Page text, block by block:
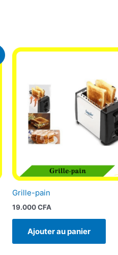
Grille-pain
19.000CFA
Ajouter au panier